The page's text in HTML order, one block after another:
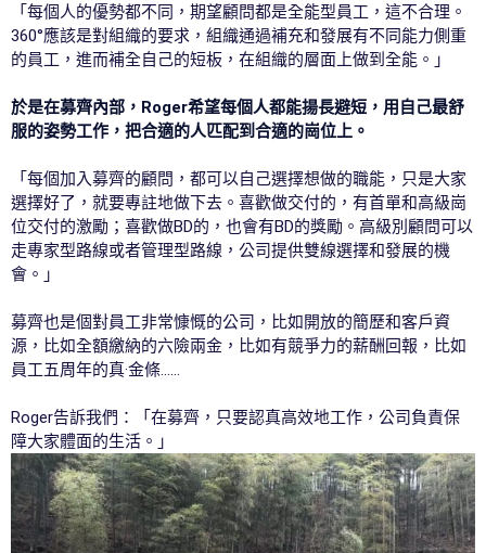
「每個人的優勢都不同，期望顧問都是全能型員工，這不合理。
360°應該是對組織的要求，組織通過補充和發展有不同能力側重
的員工，進而補全自己的短板，在組織的層面上做到全能。」
於是在募齊內部，Roger希望每個人都能揚長避短，用自己最舒
服的姿勢工作，把合適的人匹配到合適的崗位上。
「每個加入募齊的顧問，都可以自己選擇想做的職能，只是大家
選擇好了，就要專註地做下去。喜歡做交付的，有首單和高級崗
位交付的激勵；喜歡做BD的，也會有BD的獎勵。高級別顧問可以
走專家型路線或者管理型路線，公司提供雙線選擇和發展的機
會。」
募齊也是個對員工非常慷慨的公司，比如開放的簡歷和客戶資
源，比如全額繳納的六險兩金，比如有競爭力的薪酬回報，比如
員工五周年的真·金條……
Roger告訴我們：「在募齊，只要認真高效地工作，公司負責保
障大家體面的生活。」